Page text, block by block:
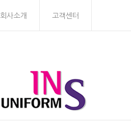
회사소개 고객센터